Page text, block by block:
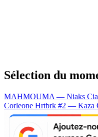
Sélection du
MAHMOUMA — Niaks
Corleone Hrtbrk #2 — Kaza